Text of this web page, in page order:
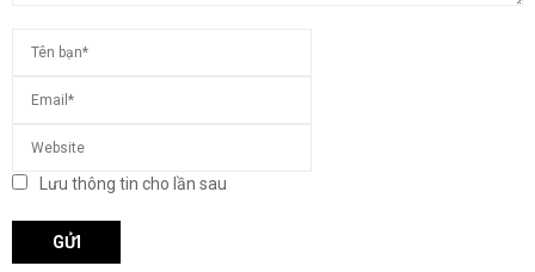
Lưu thông tin cho lần sau